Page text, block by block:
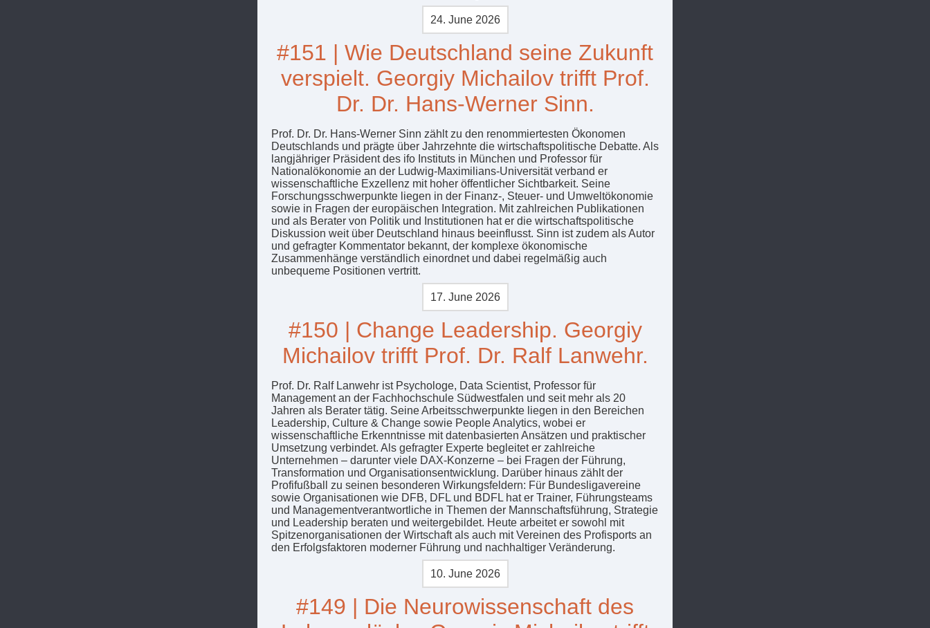
24. June 2026
#151 | Wie Deutschland seine Zukunft
verspielt. Georgiy Michailov trifft Prof.
Dr. Dr. Hans-Werner Sinn.
Prof. Dr. Dr. Hans-Werner Sinn zählt zu den renommiertesten Ökonomen
Deutschlands und prägte über Jahrzehnte die wirtschaftspolitische Debatte. Als
langjähriger Präsident des ifo Instituts in München und Professor für
Nationalökonomie an der Ludwig-Maximilians-Universität verband er
wissenschaftliche Exzellenz mit hoher öffentlicher Sichtbarkeit. Seine
Forschungsschwerpunkte liegen in der Finanz-, Steuer- und Umweltökonomie
sowie in Fragen der europäischen Integration. Mit zahlreichen Publikationen
und als Berater von Politik und Institutionen hat er die wirtschaftspolitische
Diskussion weit über Deutschland hinaus beeinflusst. Sinn ist zudem als Autor
und gefragter Kommentator bekannt, der komplexe ökonomische
Zusammenhänge verständlich einordnet und dabei regelmäßig auch
unbequeme Positionen vertritt.
17. June 2026
#150 | Change Leadership. Georgiy
Michailov trifft Prof. Dr. Ralf Lanwehr.
Prof. Dr. Ralf Lanwehr ist Psychologe, Data Scientist, Professor für
Management an der Fachhochschule Südwestfalen und seit mehr als 20
Jahren als Berater tätig. Seine Arbeitsschwerpunkte liegen in den Bereichen
Leadership, Culture & Change sowie People Analytics, wobei er
wissenschaftliche Erkenntnisse mit datenbasierten Ansätzen und praktischer
Umsetzung verbindet. Als gefragter Experte begleitet er zahlreiche
Unternehmen – darunter viele DAX-Konzerne – bei Fragen der Führung,
Transformation und Organisationsentwicklung. Darüber hinaus zählt der
Profifußball zu seinen besonderen Wirkungsfeldern: Für Bundesligavereine
sowie Organisationen wie DFB, DFL und BDFL hat er Trainer, Führungsteams
und Managementverantwortliche in Themen der Mannschaftsführung, Strategie
und Leadership beraten und weitergebildet. Heute arbeitet er sowohl mit
Spitzenorganisationen der Wirtschaft als auch mit Vereinen des Profisports an
den Erfolgsfaktoren moderner Führung und nachhaltiger Veränderung.
10. June 2026
#149 | Die Neurowissenschaft des